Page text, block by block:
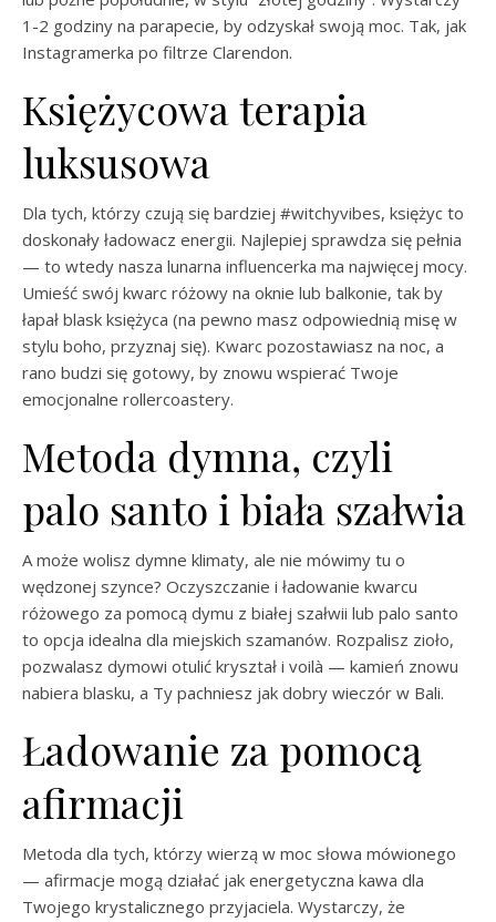
1-2 godziny na parapecie, by odzyskał swoją moc. Tak, jak
Instagramerka po filtrze Clarendon.
Księżycowa terapia
luksusowa
Dla tych, którzy czują się bardziej #witchyvibes, księżyc to
doskonały ładowacz energii. Najlepiej sprawdza się pełnia
— to wtedy nasza lunarna influencerka ma najwięcej mocy.
Umieść swój kwarc różowy na oknie lub balkonie, tak by
łapał blask księżyca (na pewno masz odpowiednią misę w
stylu boho, przyznaj się). Kwarc pozostawiasz na noc, a
rano budzi się gotowy, by znowu wspierać Twoje
emocjonalne rollercoastery.
Metoda dymna, czyli
palo santo i biała szałwia
A może wolisz dymne klimaty, ale nie mówimy tu o
wędzonej szynce? Oczyszczanie i ładowanie kwarcu
różowego za pomocą dymu z białej szałwii lub palo santo
to opcja idealna dla miejskich szamanów. Rozpalisz zioło,
pozwalasz dymowi otulić kryształ i voilà — kamień znowu
nabiera blasku, a Ty pachniesz jak dobry wieczór w Bali.
Ładowanie za pomocą
afirmacji
Metoda dla tych, którzy wierzą w moc słowa mówionego
— afirmacje mogą działać jak energetyczna kawa dla
Twojego krystalicznego przyjaciela. Wystarczy, że